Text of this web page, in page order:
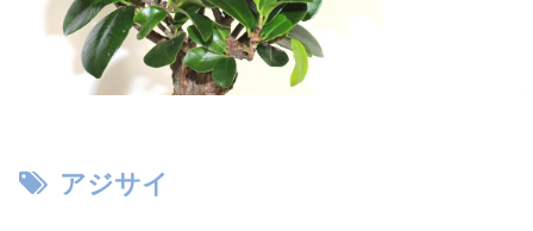
アジサイ